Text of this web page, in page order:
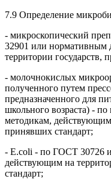
7.9 Определение
- микроскопический
32901 или нормативным
территории государств,
- молочнокислых
полученного путем
предназначенного для
школьного возраста) -
методикам, действующим
принявших стандарт;
- E.coli - по ГОСТ 30726
действующим на
стандарт;